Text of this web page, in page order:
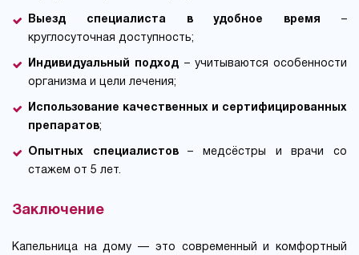
Выезд специалиста в удобное время –
круглосуточная доступность;
Индивидуальный подход – учитываются особенности
организма и цели лечения;
Использование качественных и сертифицированных
препаратов;
Опытных специалистов– медсёстры и врачи со
стажем от 5 лет.
Заключение
Капельница на дому — это современный и комфортный